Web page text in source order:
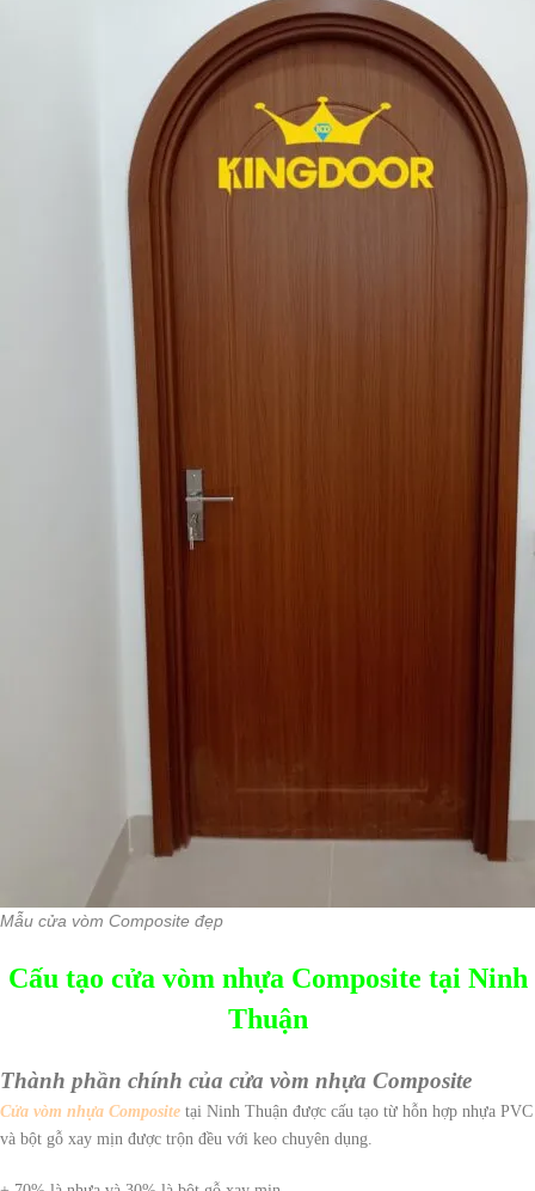
Mẫu cửa vòm Composite đẹp
Cấu tạo cửa vòm nhựa Composite tại Ninh
Thuận
Thành phần chính của cửa vòm nhựa Composite
Cửa vòm nhựa Composite tại Ninh Thuận được cấu tạo từ hỗn hợp nhựa PVC
và bột gỗ xay mịn được trộn đều với keo chuyên dụng.